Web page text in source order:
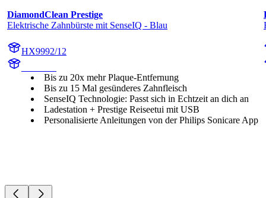
DiamondClean Prestige
Elektrische Zahnbürste mit SenseIQ - Blau
HX9992/12
Bis zu 20x mehr Plaque-Entfernung
Bis zu 15 Mal gesünderes Zahnfleisch
SenseIQ Technologie: Passt sich in Echtzeit an dich an
Ladestation + Prestige Reiseetui mit USB
Personalisierte Anleitungen von der Philips Sonicare App